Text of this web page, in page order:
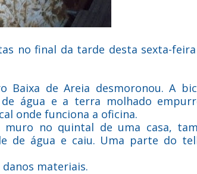
no final da tarde desta sexta-feira
Baixa de Areia desmoronou. A
água e a terra molhado
onde funciona a oficina.
muro no quintal de uma casa,
de água e caiu. Uma parte do
materiais.